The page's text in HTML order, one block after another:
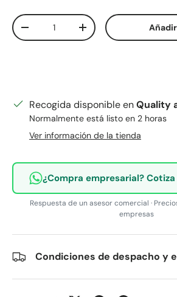
Cant.
Disminuir cantidadAumentar la cantidad
Recogida disponible enQuality
Normalmente está listo en 2 horas
Ver información de la tienda
¿Compra empresarial?
Respuesta de un asesor comercial ·
empresas
Condiciones de despacho y